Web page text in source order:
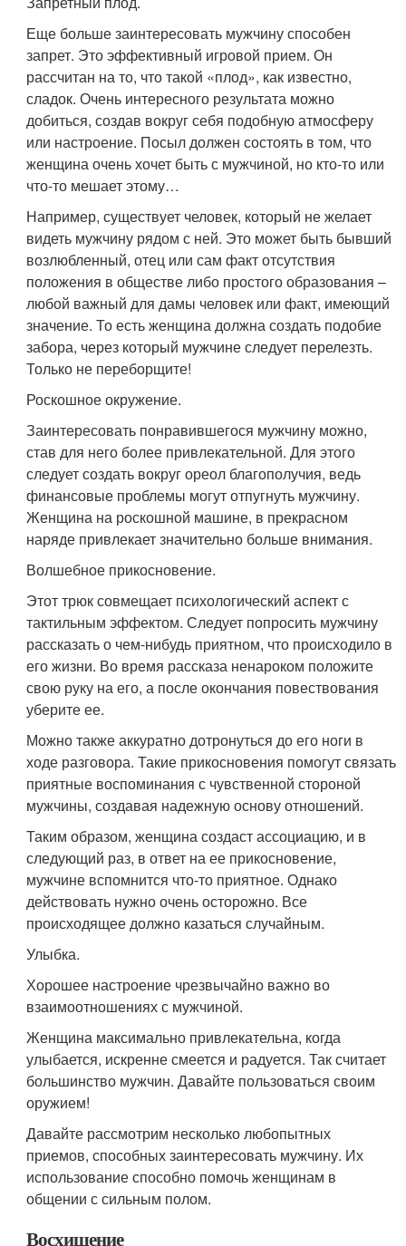
Еще больше заинтересовать мужчину способен
запрет. Это эффективный игровой прием. Он
рассчитан на то, что такой «плод», как известно,
сладок. Очень интересного результата можно
добиться, создав вокруг себя подобную атмосферу
или настроение. Посыл должен состоять в том, что
женщина очень хочет быть с мужчиной, но кто-то или
что-то мешает этому…
Например, существует человек, который не желает
видеть мужчину рядом с ней. Это может быть бывший
возлюбленный, отец или сам факт отсутствия
положения в обществе либо простого образования –
любой важный для дамы человек или факт, имеющий
значение. То есть женщина должна создать подобие
забора, через который мужчине следует перелезть.
Только не переборщите!
Роскошное окружение.
Заинтересовать понравившегося мужчину можно,
став для него более привлекательной. Для этого
следует создать вокруг ореол благополучия, ведь
финансовые проблемы могут отпугнуть мужчину.
Женщина на роскошной машине, в прекрасном
наряде привлекает значительно больше внимания.
Волшебное прикосновение.
Этот трюк совмещает психологический аспект с
тактильным эффектом. Следует попросить мужчину
рассказать о чем-нибудь приятном, что происходило в
его жизни. Во время рассказа ненароком положите
свою руку на его, а после окончания повествования
уберите ее.
Можно также аккуратно дотронуться до его ноги в
ходе разговора. Такие прикосновения помогут связать
приятные воспоминания с чувственной стороной
мужчины, создавая надежную основу отношений.
Таким образом, женщина создаст ассоциацию, и в
следующий раз, в ответ на ее прикосновение,
мужчине вспомнится что-то приятное. Однако
действовать нужно очень осторожно. Все
происходящее должно казаться случайным.
Улыбка.
Хорошее настроение чрезвычайно важно во
взаимоотношениях с мужчиной.
Женщина максимально привлекательна, когда
улыбается, искренне смеется и радуется. Так считает
большинство мужчин. Давайте пользоваться своим
оружием!
Давайте рассмотрим несколько любопытных
приемов, способных заинтересовать мужчину. Их
использование способно помочь женщинам в
общении с сильным полом.
Восхищение